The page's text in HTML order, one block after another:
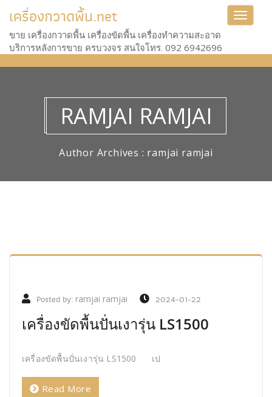
Toggle
เครื่องกวาดพื้น.net
ขาย เครื่องกวาดพื้น เครื่องขัดพื้น เครื่องทำความสะอาด
บริการหลังการขาย ครบวงจร สนใจโทร. 092 6942696
RAMJAI RAMJAI
Author Archives : ramjai ramjai
Posted by: ramjai ramjai 2024-01-22
เครื่องขัดพื้นปั่นเงารุ่น LS1500
เครื่องขัดพื้นปั่นเงารุ่น LS1500 เป
Read More